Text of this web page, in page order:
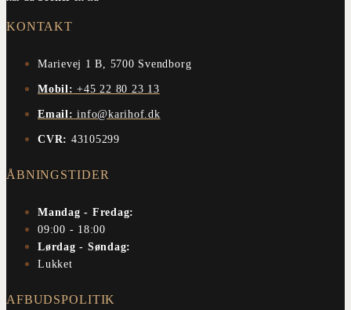
KONTAKT
Marievej 1 B, 5700 Svendborg
Mobil: +45 22 80 23 13
Email: info@karihof.dk
CVR: 43105299
ÅBNINGSTIDER
Mandag - Fredag:
09:00 - 18:00
Lørdag - Søndag:
Lukket
AFBUDSPOLITIK